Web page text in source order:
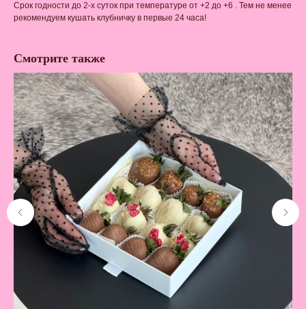
Срок годности до 2-х суток при температуре от +2 до +6 . Тем не менее
рекомендуем кушать клубничку в первые 24 часа!
Смотрите также